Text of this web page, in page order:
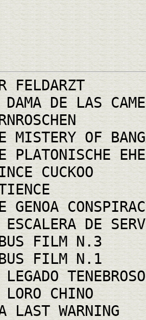
FELDARZT
DE LAS
MISTERY OF
EHE
CUCKOO
GENOA
DE
FILM N.3
FILM N.1
TENEBROSO
CHINO
LAST WARNING